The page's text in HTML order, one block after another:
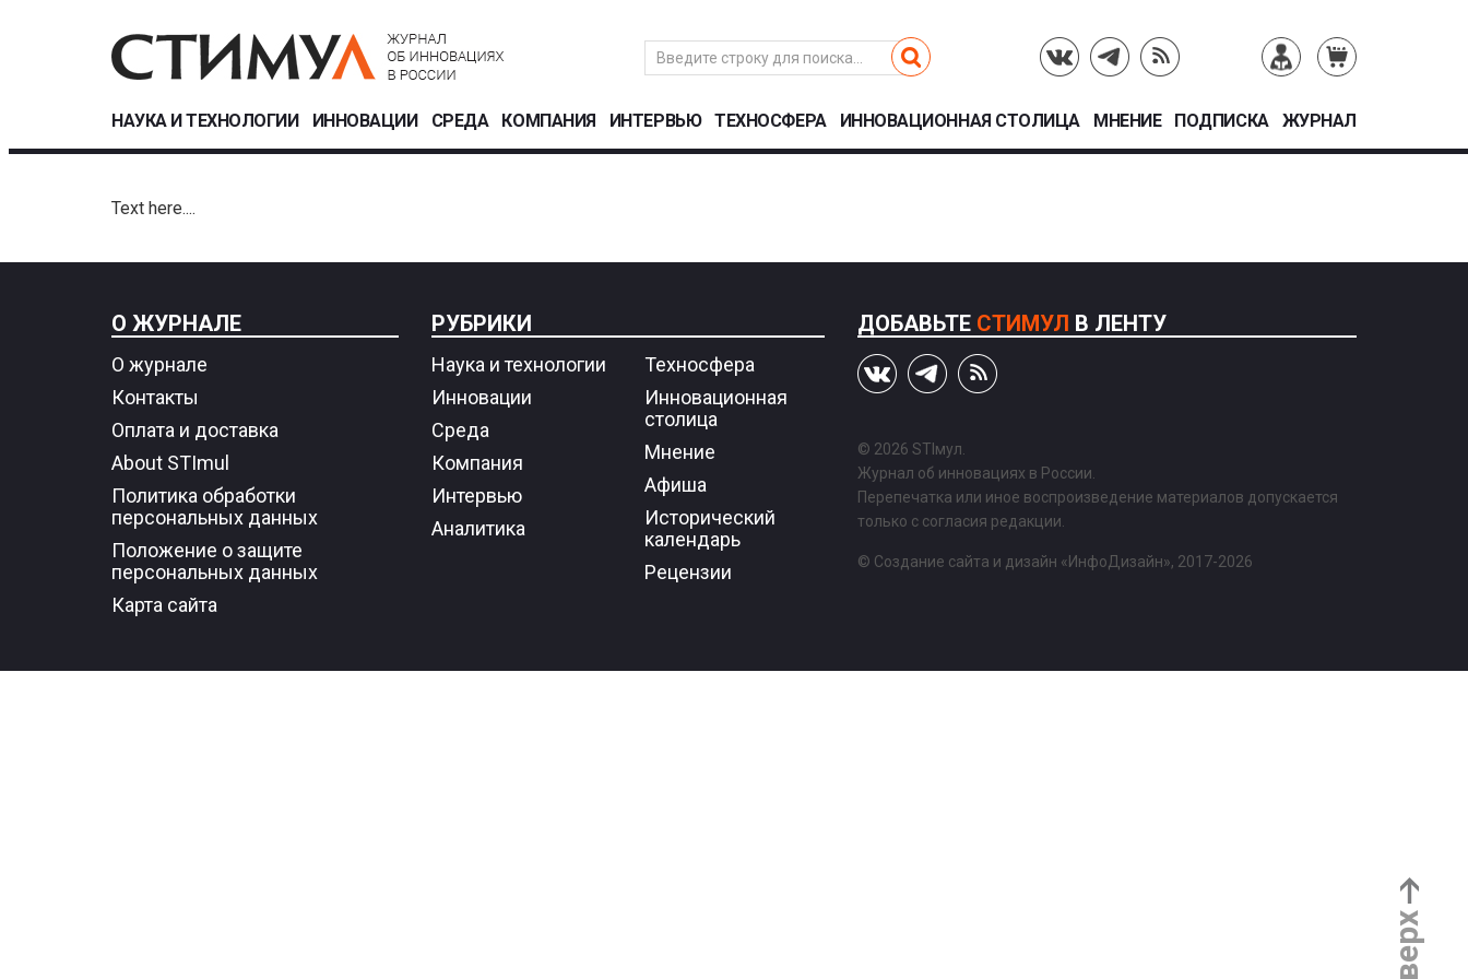
НАУКА И ТЕХНОЛОГИИ ИННОВАЦИИ СРЕДА КОМПАНИЯ ИНТЕРВЬЮ ТЕХНОСФЕРА ИННОВАЦИОННАЯ СТОЛИЦА МНЕНИЕ ПОДПИСКА ЖУРНАЛ
Text here....
О ЖУРНАЛЕ
О журнале
Контакты
Оплата и доставка
About STImul
Политика обработки
персональных данных
Положение о защите
персональных данных
Карта сайта
РУБРИКИ
Наука и технологии
Инновации
Среда
Компания
Интервью
Аналитика
Техносфера
Инновационная
столица
Мнение
Афиша
Исторический
календарь
Рецензии
ДОБАВЬТЕ СТИМУЛ В ЛЕНТУ
© 2026 STIмул.
Журнал об инновациях в России.
Перепечатка или иное воспроизведение материалов допускается
только с согласия редакции.
© Создание сайта и дизайн «ИнфоДизайн», 2017-2026